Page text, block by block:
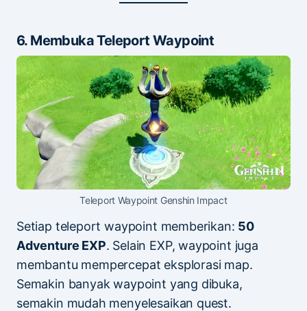
6. Membuka Teleport Waypoint
Teleport Waypoint Genshin Impact
Setiap teleport waypoint memberikan: 50
Adventure EXP. Selain EXP, waypoint juga
membantu mempercepat eksplorasi map.
Semakin banyak waypoint yang dibuka,
semakin mudah menyelesaikan quest.